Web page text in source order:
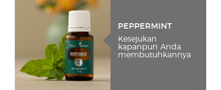
PEPPERMINT
Kesejukan
kapanpun Anda
membutuhkannya